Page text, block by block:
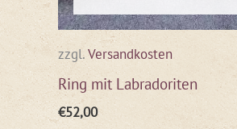
zzgl.Versandkosten
Ring mit Labradoriten
€52,00